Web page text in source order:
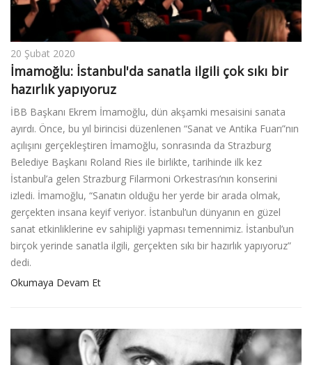
20 Şubat 2020
İmamoğlu: İstanbul'da sanatla ilgili çok sıkı bir
hazırlık yapıyoruz
İBB Başkanı Ekrem İmamoğlu, dün akşamki mesaisini sanata
ayırdı. Önce, bu yıl birincisi düzenlenen “Sanat ve Antika Fuarı”nın
açılışını gerçekleştiren İmamoğlu, sonrasında da Strazburg
Belediye Başkanı Roland Ries ile birlikte, tarihinde ilk kez
İstanbul’a gelen Strazburg Filarmoni Orkestrası’nın konserini
izledi. İmamoğlu, “Sanatın olduğu her yerde bir arada olmak,
gerçekten insana keyif veriyor. İstanbul’un dünyanın en güzel
sanat etkinliklerine ev sahipliği yapması temennimiz. İstanbul’un
birçok yerinde sanatla ilgili, gerçekten sıkı bir hazırlık yapıyoruz”
dedi.
Okumaya Devam Et